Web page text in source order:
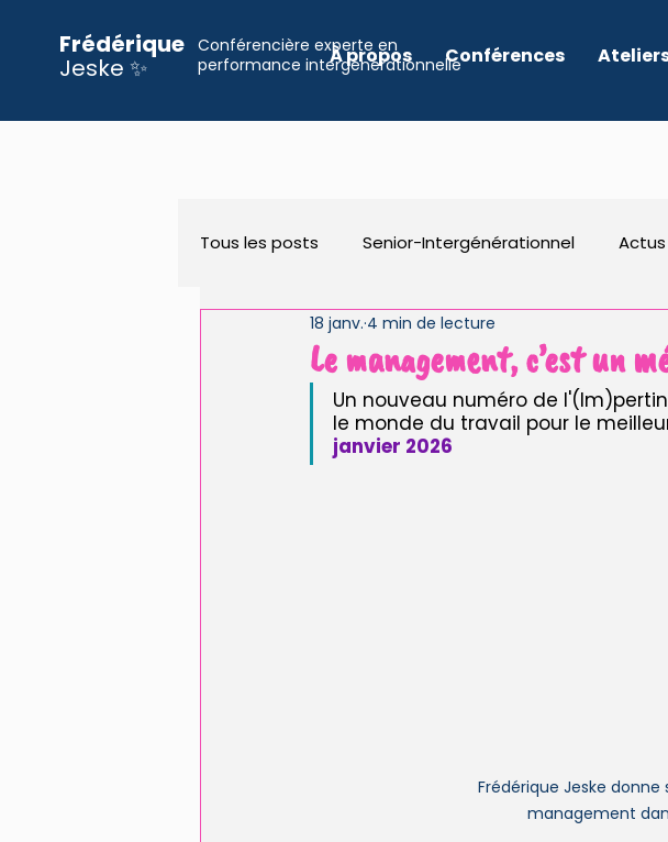
Frédérique
Jeske ✨
Conférencière experte en
performance intergénérationnelle
À propos Conférences
Tous les posts Senior-Intergénérationnel
Organisation Inclusion
Page d'accueil
Le management, c’est un
18 janv. 4 min de lecture
Un nouveau numéro de
le monde du travail pour le
janvier 2026
Frédérique Jeske
management